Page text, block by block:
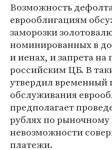
Возможность
еврооблигациям
заморозки
номинированных в
и иенах, и запрета
российским ЦБ. В
утвердил временный
обслуживания
предполагает
рублях по рыночному
невозможности
платежи.